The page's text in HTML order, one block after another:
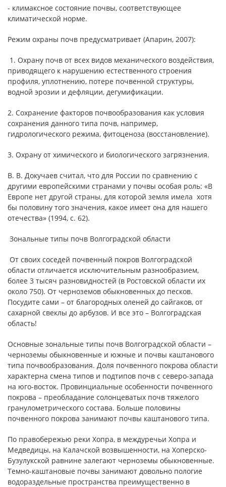
- климаксное состояние почвы, соответствующее
климатической норме.
Режим охраны почв предусматривает (Апарин, 2007):
1. Охрану почв от всех видов механического воздействия,
приводящего к нарушению естественного строения
профиля, уплотнению, потере почвенной структуры,
водной эрозии и дефляции, дегумификации.
2. Сохранение факторов почвообразования как условия
сохранения данного типа почв, например,
гидрологического режима, фитоценоза (восстановление).
3. Охрану от химического и биологического загрязнения.
В. В. Докучаев считал, что для России по сравнению с
другими европейскими странами у почвы особая роль: «В
Европе нет другой страны, для которой земля имела хотя
бы половину того значения, какое имеет она для нашего
отечества» (1994, с. 62).
Зональные типы почв Волгоградской области
От своих соседей почвенный покров Волгоградской
области отличается исключительным разнообразием,
более 3 тысяч разновидностей (в Ростовской области их
около 750). От черноземов обыкновенных до песков.
Посудите сами – от благородных оленей до сайгаков, от
сахарной свеклы до арбузов. И все это – Волгоградская
область!
Основные зональные типы почв Волгоградской области –
черноземы обыкновенные и южные и почвы каштанового
типа почвообразования. Доля почвенного покрова области
характерна смена типов и подтипов почв с северо-запада
на юго-восток. Провинциальные особенности почвенного
покрова – преобладание солонцеватых почв тяжелого
гранулометрического состава. Больше половины
почвенного покрова занимают почвы каштанового типа.
По правобережью реки Хопра, в междуречьи Хопра и
Медведицы, на Калачской возвышенности, на Хоперско-
Бузулукской равнине залегают черноземы обыкновенные.
Темно-каштановые почвы занимают довольно пологие
водораздельные пространства преимущественно в